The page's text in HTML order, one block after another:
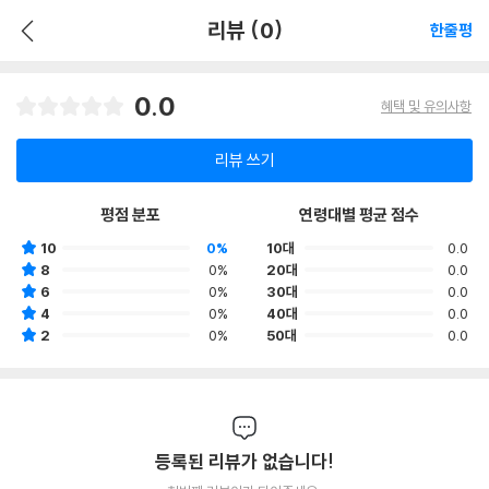
리뷰 (0) 한줄평
0.0 혜택 및 유의사항
리뷰 쓰기
평점 분포
10
0%
8
0%
6
0%
4
0%
2
0%
연령대별 평균 점수
10대
0.0
20대
0.0
30대
0.0
40대
0.0
50대
0.0
등록된 리뷰가 없습니다!